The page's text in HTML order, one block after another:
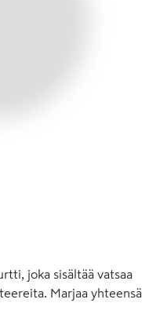
joka sisältää vatsaa
Marjaa yhteensä